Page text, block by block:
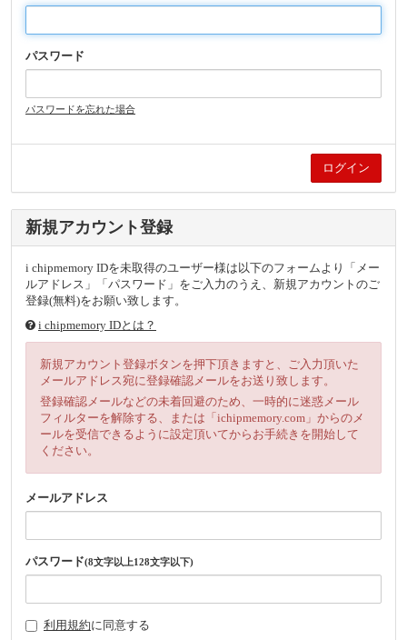
パスワード
パスワードを忘れた場合
新規アカウント登録
i chipmemory IDを未取得のユーザー様は以下のフォームより「メー
ルアドレス」「パスワード」をご入力のうえ、新規アカウントのご
登録(無料)をお願い致します。
i chipmemory IDとは？
新規アカウント登録ボタンを押下頂きますと、ご入力頂いた
メールアドレス宛に登録確認メールをお送り致します。
登録確認メールなどの未着回避のため、一時的に迷惑メール
フィルターを解除する、または「ichipmemory.com」からのメ
ールを受信できるように設定頂いてからお手続きを開始して
ください。
メールアドレス
パスワード(8文字以上128文字以下)
利用規約に同意する